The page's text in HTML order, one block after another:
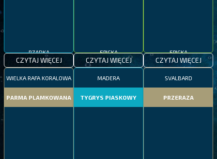
RZADKA
CZYTAJ WIĘCEJ
EPICKA
CZYTAJ WIĘCEJ
EPICKA
CZYTAJ WIĘCEJ
WIELKA RAFA KORALOWA
PARMA PLAMKOWANA
MADERA
TYGRYS PIASKOWY
SVALBARD
PRZERAZA